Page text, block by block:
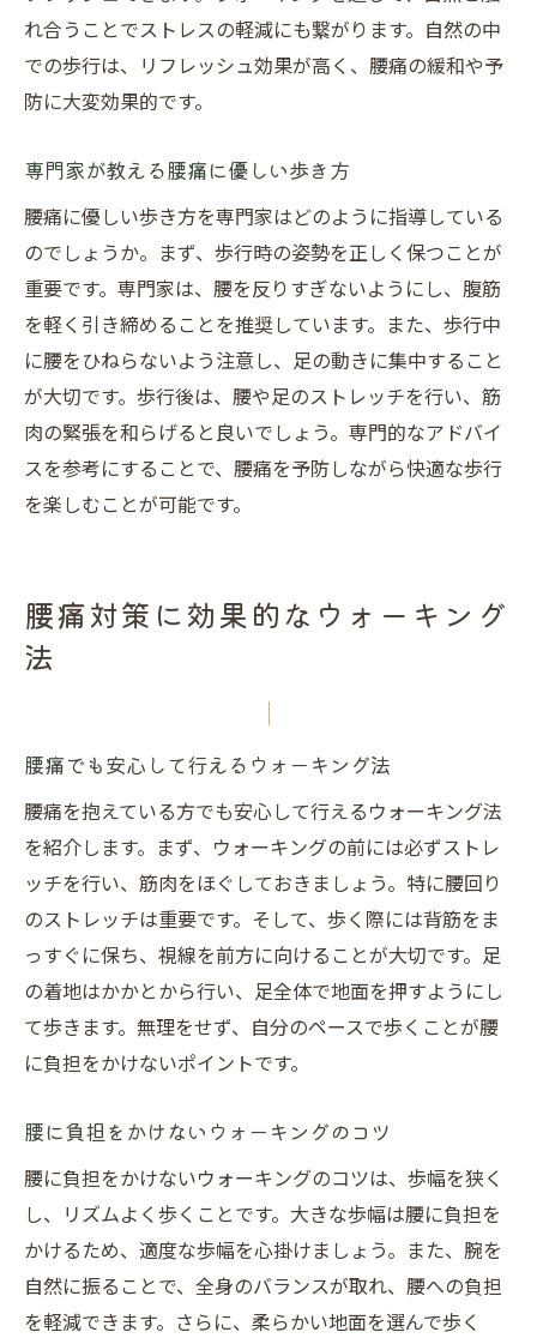
れ合うことでストレスの軽減にも繋がります。自然の中
での歩行は、リフレッシュ効果が高く、腰痛の緩和や予
防に大変効果的です。
専門家が教える腰痛に優しい歩き方
腰痛に優しい歩き方を専門家はどのように指導している
のでしょうか。まず、歩行時の姿勢を正しく保つことが
重要です。専門家は、腰を反りすぎないようにし、腹筋
を軽く引き締めることを推奨しています。また、歩行中
に腰をひねらないよう注意し、足の動きに集中すること
が大切です。歩行後は、腰や足のストレッチを行い、筋
肉の緊張を和らげると良いでしょう。専門的なアドバイ
スを参考にすることで、腰痛を予防しながら快適な歩行
を楽しむことが可能です。
腰痛対策に効果的なウォーキング
法
腰痛でも安心して行えるウォーキング法
腰痛を抱えている方でも安心して行えるウォーキング法
を紹介します。まず、ウォーキングの前には必ずストレ
ッチを行い、筋肉をほぐしておきましょう。特に腰回り
のストレッチは重要です。そして、歩く際には背筋をま
っすぐに保ち、視線を前方に向けることが大切です。足
の着地はかかとから行い、足全体で地面を押すようにし
て歩きます。無理をせず、自分のペースで歩くことが腰
に負担をかけないポイントです。
腰に負担をかけないウォーキングのコツ
腰に負担をかけないウォーキングのコツは、歩幅を狭く
し、リズムよく歩くことです。大きな歩幅は腰に負担を
かけるため、適度な歩幅を心掛けましょう。また、腕を
自然に振ることで、全身のバランスが取れ、腰への負担
を軽減できます。さらに、柔らかい地面を選んで歩く